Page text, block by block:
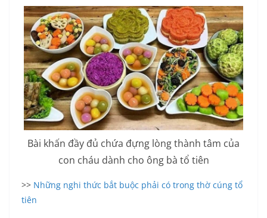
Bài khấn đầy đủ chứa đựng lòng thành tâm của
con cháu dành cho ông bà tổ tiên
>> Những nghi thức bắt buộc phải có trong thờ cúng tổ
tiên